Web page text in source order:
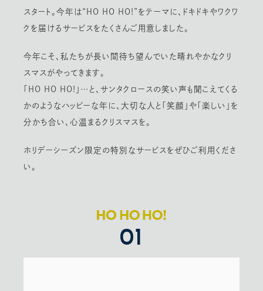
スタート。今年は“HO HO HO!”をテーマに、ドキドキやワクワ
クを届けるサービスをたくさんご用意しました。
今年こそ、私たちが⻑い間待ち望んでいた晴れやかなクリ
スマスがやってきます。
「HO HO HO!」…と、サンタクロースの笑い声も聞こえてくる
かのようなハッピーな年に、大切な人と「笑顔」や「楽しい」を
分かち合い、心温まるクリスマスを。
ホリデーシーズン限定の特別なサービスをぜひご利用くださ
い。
01